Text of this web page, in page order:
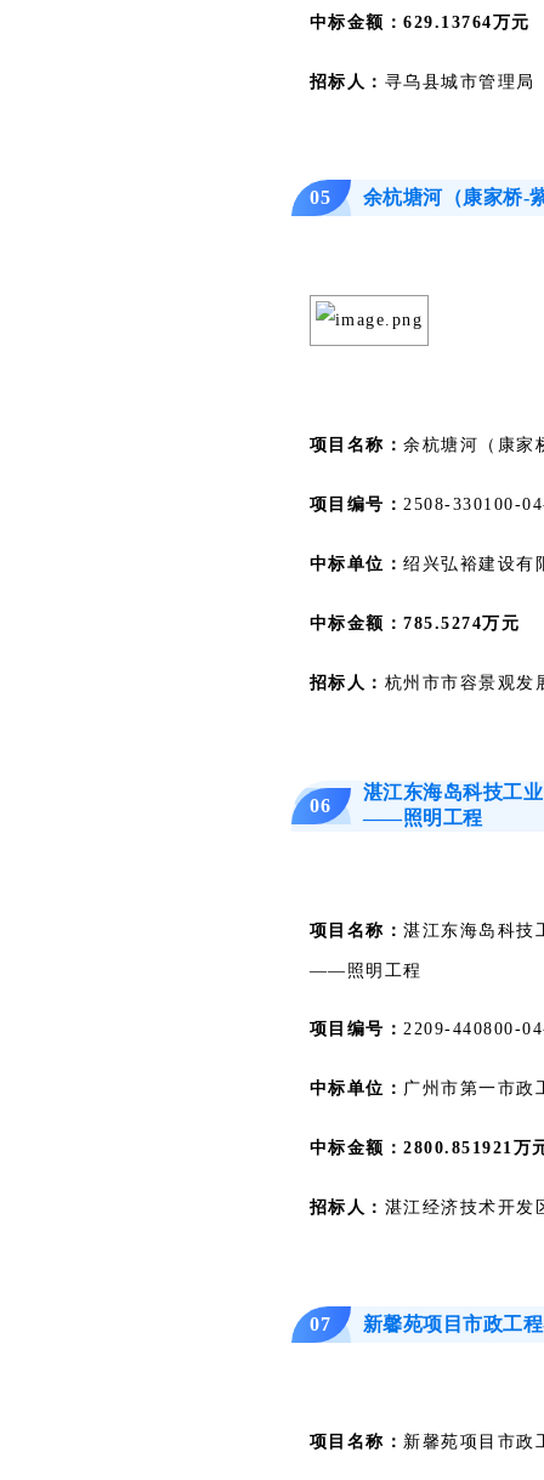
中标金额：629.13764万元
招标人： 寻乌县城市管理局
05 余杭塘河（康家桥-
项目名称： 余杭塘河（康家
项目编号： 2508-330100-
中标单位： 绍兴弘裕建设有
中标金额：785.5274万元
招标人： 杭州市市容景观发
06
湛江东海岛科技工
——照明工程
项目名称： 湛江东海岛科技
——照明工程
项目编号： 2209-440800-
中标单位： 广州市第一市政
中标金额：2800.851921万
招标人： 湛江经济技术开发
07 新馨苑项目市政工
项目名称： 新馨苑项目市政